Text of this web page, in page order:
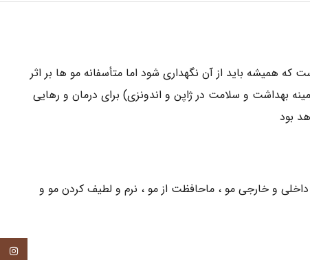
هميشه بايد از آن نگهدارى شود اما متأسفانه مو ها بر اثر
بهداشت و سلامت در ژاپن و اندونزى) براى درمان و رهايى
بود
و خارجى مو ، ماحافظت از مو ، نرم و لطيف كردن مو و